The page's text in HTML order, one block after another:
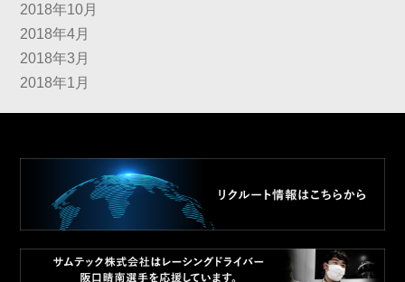
2018年10月
2018年4月
2018年3月
2018年1月